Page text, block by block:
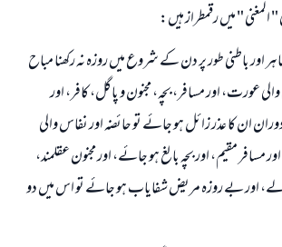
" المغنى " ميں رقمطراز ہيں:
باطنى طور پر دن كے شروع ميں روزہ نہ ركھنا مباح
عورت، اور مسافر، بچہ، مجنون و پاگل، كافر، اور
كا عذر زائل ہو جائے تو حائضہ اور نفاس والى
مقيم، اور بچہ بالغ ہو جائے، اور مجنون عقلمند،
لے، اور بے روزہ مريض شفاياب ہو جائے تو اس ميں دو